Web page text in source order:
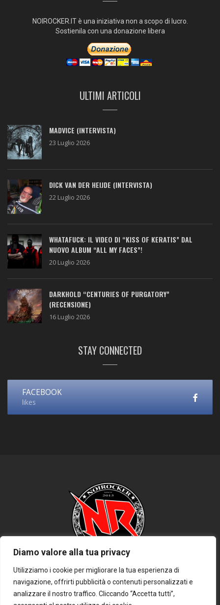
Diamo valore alla tua privacy
Utilizziamo i cookie per migliorare la tua esperienza di
navigazione, offrirti pubblicità o contenuti personalizzati e
analizzare il nostro traffico. Cliccando “Accetta tutti”,
NOIROCKER.IT è una iniziativa non a scopo di lucro.
Sostienila con una donazione libera
ULTIMI ARTICOLI
MADVICE (INTERVISTA)
23 Luglio 2026
DICK VAN DER HEIJDE (INTERVISTA)
22 Luglio 2026
WHATAFUCK: IL VIDEO DI “KISS OF KERATIS” DAL
NUOVO ALBUM “ALL MY FACES”!
20 Luglio 2026
DARKHOLD “CENTURIES OF PURGATORY”
(RECENSIONE)
16 Luglio 2026
STAY CONNECTED
FACEBOOK
likes
HOME PRIVACY POLICY COOKIE POLICY DISCLAIMER